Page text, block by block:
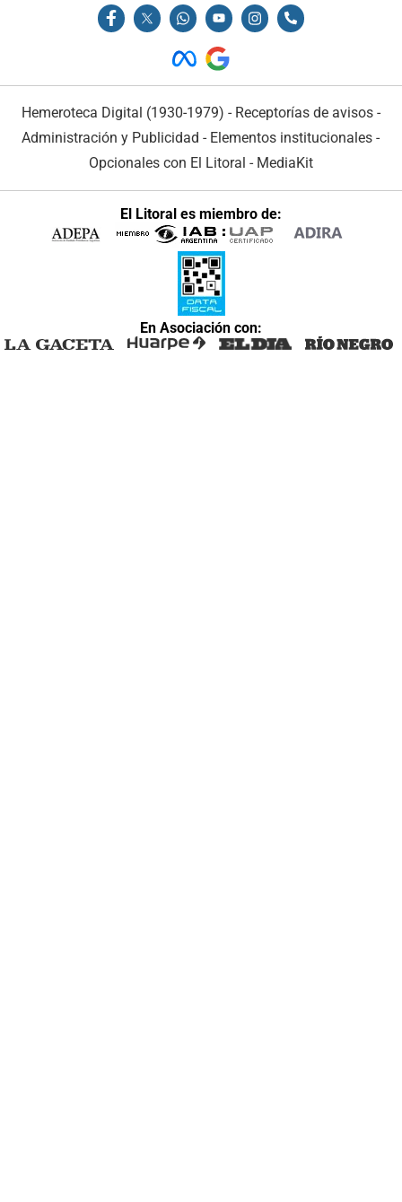
Hemeroteca Digital (1930-1979) - Receptorías de avisos -
Administración y Publicidad - Elementos institucionales -
Opcionales con El Litoral - MediaKit
El Litoral es miembro de:
En Asociación con: